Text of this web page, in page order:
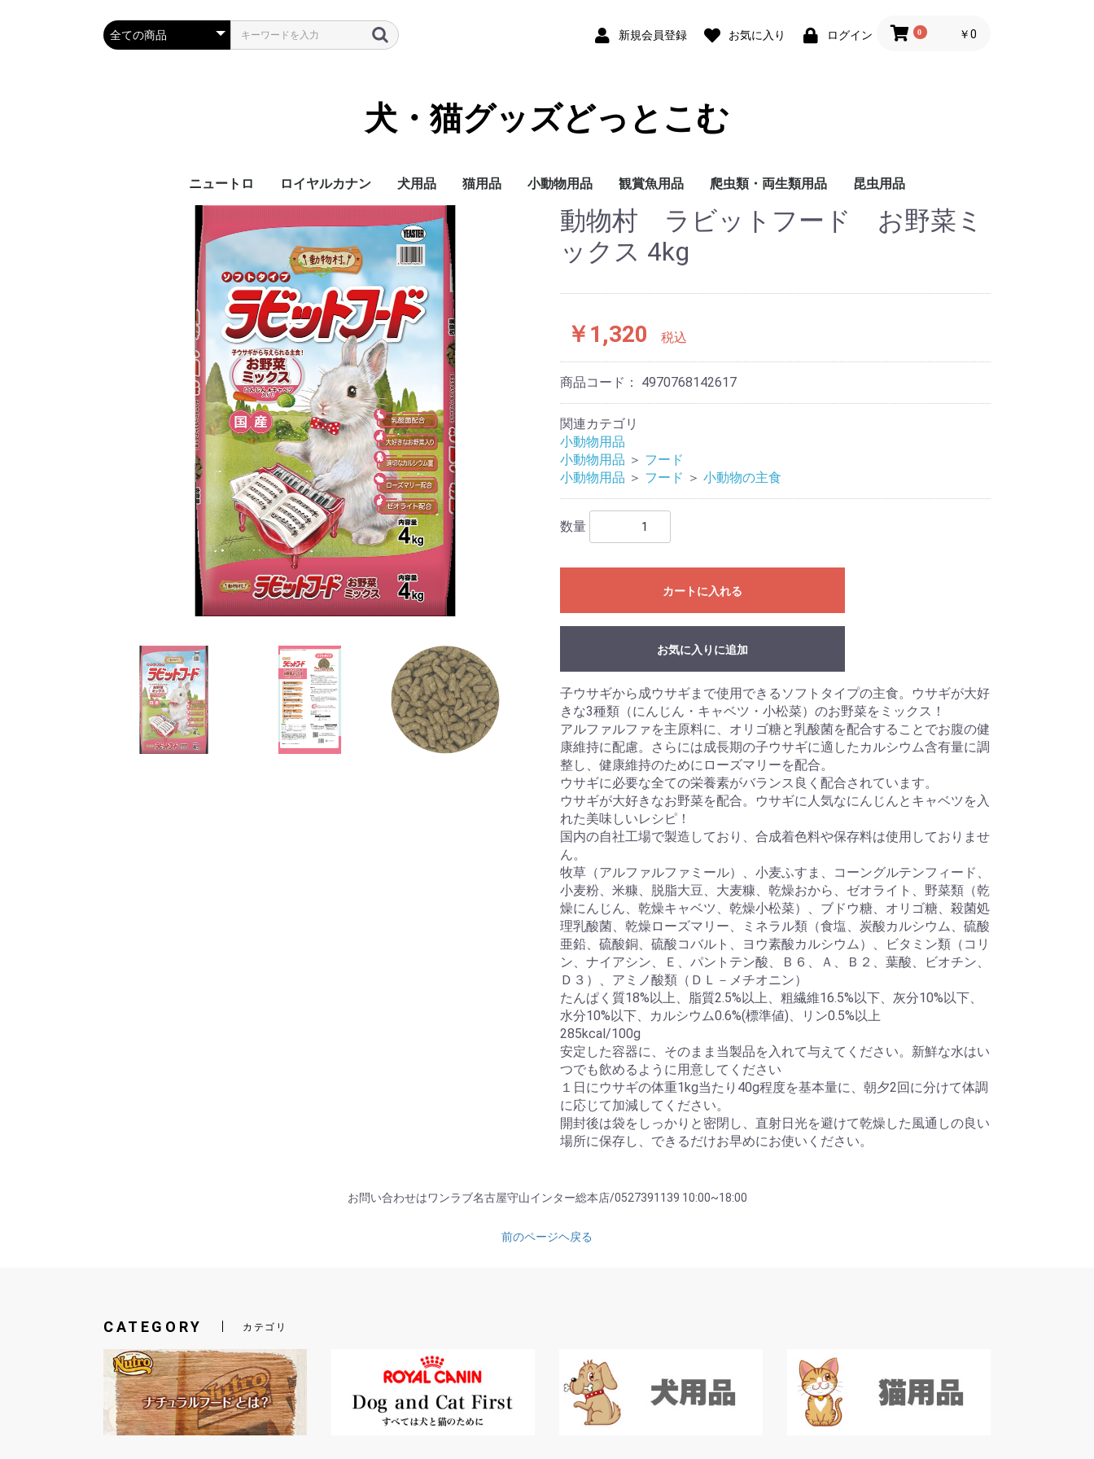
新規会員登録 お気に入り ログイン 0 ￥0
犬・猫グッズどっとこむ
ニュートロ
犬製品 ブランド ナチュラルチョイス
シュプレモ
ワイルドレシピ
グリニーズ
カテゴリー ドライフード
ウェットフード
サイズ別に探す 超小型4kg以下
小型犬4~10kg
中型犬10~25kg
大型犬25kg以上
ライフステージ（年
齢）
子犬 生後8か月まで
成犬 生後9か月から6
シニア犬 7歳以上
機能で選ぶ
エイジングケアをした
歯の健康を保ちたい
穀物フリーでおなかに
食事の好き嫌いが激し
食物アレルギーが気に
肥満傾向なので減量し
避妊・去勢した愛犬に
猫製品 ブランド ナチュラルチョイス
ワイルドレシピ
デイリーディッシュ
グリニーズ
カテゴリー ドライフード
ウェットフード
ライフステージ（年
齢）
シニア猫用
機能で選ぶ
エイジングケアをした
穀物フリーでお腹にや
歯の健康を保ちたい
食事の好き嫌いが激し
尿路の健康を配慮した
肥満傾向なので減量し
避妊・去勢した愛猫に
皮膚・被毛ケア
毛玉をよく吐く
ロイヤルカナン
犬用
ブリードヘルスニュー
トリション
チワワ
ダックスフンド
プードル
柴犬
ミニチュアシュナウザ
ー
ヨークシャーテリア
シーズー
ポメラニアン
キャバリアキングチャ
ールズ
マルチーズ
パグ
フレンチブルドッグ
ジャーマンシェパード
ゴールデンレトリバー
ラブラドールレトリバ
ー
ブリードヘルスニュー
トリションウェット
チワワ
ダックスフンド
プードル
サイズヘルスニュート
リション
超小型犬 4㎏以下
小型犬 1～10kg
中型犬 11～25kg
大型犬 26kg以上
ケーナインケアニュー
トリション
食事にこだわりがある
犬用
適正体重の維持が難し
く食用旺盛、避妊・去
勢で太りやすい犬用
皮膚が敏感な犬用
肥満気味の犬用
胃腸が敏感な犬用
歯垢・歯石が気になる
犬用
健康な尿を維持したい
犬用
ケーナインヘルスニュ
ートリションウェット
授乳期&離乳期
小型犬
ライフステージ（年
齢）
子犬
成犬
シニア犬
猫用
フィーラインブリード
ニュートリション
アメリカンショートヘ
アー
ノルウェージャンフォ
レストキャット
ブリティッシュショー
トヘアー
ラグドール
ペルシャ・チンチラ・
ヒマラヤン
メインクーン
シャム
フィーラインケアニュ
ートリション
毛玉が気になる成猫用
肥満気味の成猫用
健康で美しい皮膚・被
毛を保ちたい成猫用
歯垢・歯石が気になる
成猫用
健康な尿を維持したい
成猫用
健康なおなか・便を維
持したい
おねだりの多い成猫用
フィーラインヘルスニ
ュートリション
授乳期&離乳期
成長期
成猫期
室内で生活する猫用
食が細くやせ気味の成
猫用
食事にこだわりがある
成猫用
適度に運動をする成猫
用
避妊・去勢している猫
用
高齢期
老齢期
フィーラインヘルスニ
ュートリションウェッ
ト
授乳期&離乳期
成長期
成猫期
中高齢期
高齢期
フィーラインケアニュ
ートリションウェット
犬用品
ドライフード セレクトバランス 子犬用
成犬用
シニア犬用
プロフェッショナルバ
ランス
子犬用
成犬用
シニア犬用
ウェットフード 成犬用
ミルク
おやつ
サプリメント
トイレ用品
ペットシーツ
オムツ
サークル・ゲート
ケア・お手入れ用品 シャンプー・リンス
しつけ
消臭・除菌
猫用品
セレクトバランス
Catit
ウェルネス
リブクリア
ケア・お手入れ用品
小動物用品
フード 小動物の主食
鳥の主食
小動物のおやつ
小動物用トイレ砂
小動物用床材・巣材
小動物用ケージ・ケー
小鳥用小物類
小鳥用巣・ハウス
観賞魚用品
フード
用品 フィルター・ろか材
爬虫類・両生類用品
フード
用品
昆虫用品
フード
動物村 ラビットフード お野菜ミ
ックス 4kg
￥1,320 税込
商品コード： 4970768142617
関連カテゴリ
小動物用品
小動物用品 ＞ フード
小動物用品 ＞ フード ＞ 小動物の主食
数量
カートに入れる
お気に入りに追加
子ウサギから成ウサギまで使用できるソフトタイプの主食。ウサギが大好
きな3種類（にんじん・キャベツ・小松菜）のお野菜をミックス！
アルファルファを主原料に、オリゴ糖と乳酸菌を配合することでお腹の健
康維持に配慮。さらには成長期の子ウサギに適したカルシウム含有量に調
整し、健康維持のためにローズマリーを配合。
ウサギに必要な全ての栄養素がバランス良く配合されています。
ウサギが大好きなお野菜を配合。ウサギに人気なにんじんとキャベツを入
れた美味しいレシピ！
国内の自社工場で製造しており、合成着色料や保存料は使用しておりませ
ん。
牧草（アルファルファミール）、小麦ふすま、コーングルテンフィード、
小麦粉、米糠、脱脂大豆、大麦糠、乾燥おから、ゼオライト、野菜類（乾
燥にんじん、乾燥キャベツ、乾燥小松菜）、ブドウ糖、オリゴ糖、殺菌処
理乳酸菌、乾燥ローズマリー、ミネラル類（食塩、炭酸カルシウム、硫酸
亜鉛、硫酸銅、硫酸コバルト、ヨウ素酸カルシウム）、ビタミン類（コリ
ン、ナイアシン、Ｅ、パントテン酸、Ｂ６、Ａ、Ｂ２、葉酸、ビオチン、
Ｄ３）、アミノ酸類（ＤＬ－メチオニン）
たんぱく質18%以上、脂質2.5%以上、粗繊維16.5%以下、灰分10%以下、
水分10%以下、カルシウム0.6%(標準値)、リン0.5%以上
285kcal/100g
安定した容器に、そのまま当製品を入れて与えてください。新鮮な水はい
つでも飲めるように用意してください
１日にウサギの体重1kg当たり40g程度を基本量に、朝夕2回に分けて体調
に応じて加減してください。
開封後は袋をしっかりと密閉し、直射日光を避けて乾燥した風通しの良い
場所に保存し、できるだけお早めにお使いください。
お問い合わせはワンラブ名古屋守山インター総本店/0527391139 10:00~18:00
前のページヘ戻る
CATEGORY カテゴリ